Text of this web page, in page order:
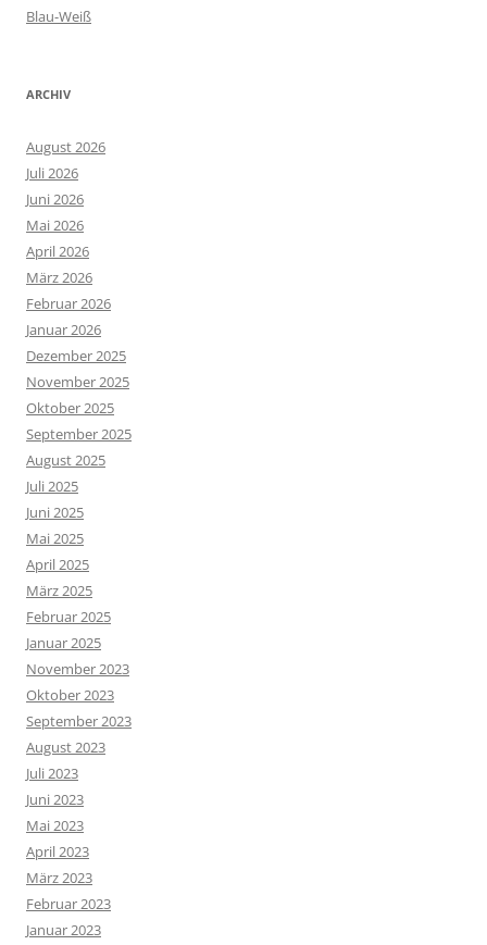
Blau-Weiß
ARCHIV
August 2026
Juli 2026
Juni 2026
Mai 2026
April 2026
März 2026
Februar 2026
Januar 2026
Dezember 2025
November 2025
Oktober 2025
September 2025
August 2025
Juli 2025
Juni 2025
Mai 2025
April 2025
März 2025
Februar 2025
Januar 2025
November 2023
Oktober 2023
September 2023
August 2023
Juli 2023
Juni 2023
Mai 2023
April 2023
März 2023
Februar 2023
Januar 2023